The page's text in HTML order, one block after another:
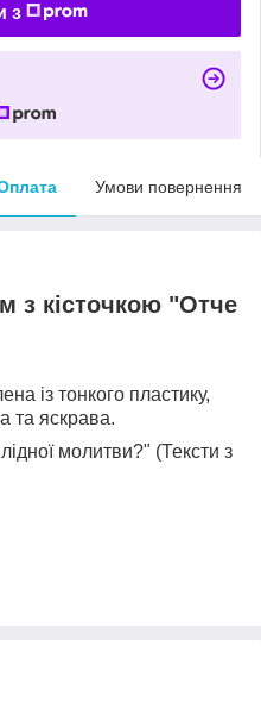
з
Умови повернення
з кісточкою "Отче
із тонкого пластику,
та яскрава.
молитви?" (Тексти з